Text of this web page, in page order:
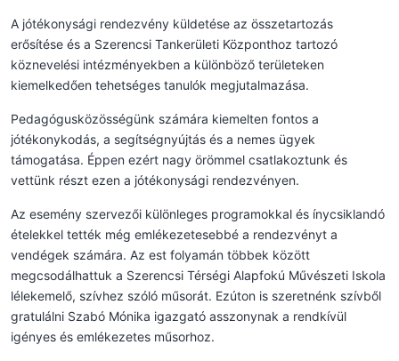
A jótékonysági rendezvény küldetése az összetartozás
erősítése és a Szerencsi Tankerületi Központhoz tartozó
köznevelési intézményekben a különböző területeken
kiemelkedően tehetséges tanulók megjutalmazása.
Pedagógusközösségünk számára kiemelten fontos a
jótékonykodás, a segítségnyújtás és a nemes ügyek
támogatása. Éppen ezért nagy örömmel csatlakoztunk és
vettünk részt ezen a jótékonysági rendezvényen.
Az esemény szervezői különleges programokkal és ínycsiklandó
ételekkel tették még emlékezetesebbé a rendezvényt a
vendégek számára. Az est folyamán többek között
megcsodálhattuk a Szerencsi Térségi Alapfokú Művészeti Iskola
lélekemelő, szívhez szóló műsorát. Ezúton is szeretnénk szívből
gratulálni Szabó Mónika igazgató asszonynak a rendkívül
igényes és emlékezetes műsorhoz.